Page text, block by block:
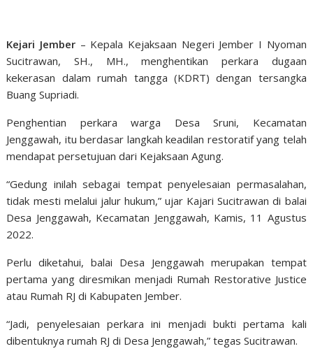
Kejari Jember – Kepala Kejaksaan Negeri Jember I Nyoman
Sucitrawan, SH., MH., menghentikan perkara dugaan
kekerasan dalam rumah tangga (KDRT) dengan tersangka
Buang Supriadi.
Penghentian perkara warga Desa Sruni, Kecamatan
Jenggawah, itu berdasar langkah keadilan restoratif yang telah
mendapat persetujuan dari Kejaksaan Agung.
“Gedung inilah sebagai tempat penyelesaian permasalahan,
tidak mesti melalui jalur hukum,” ujar Kajari Sucitrawan di balai
Desa Jenggawah, Kecamatan Jenggawah, Kamis, 11 Agustus
2022.
Perlu diketahui, balai Desa Jenggawah merupakan tempat
pertama yang diresmikan menjadi Rumah Restorative Justice
atau Rumah RJ di Kabupaten Jember.
“Jadi, penyelesaian perkara ini menjadi bukti pertama kali
dibentuknya rumah RJ di Desa Jenggawah,” tegas Sucitrawan.